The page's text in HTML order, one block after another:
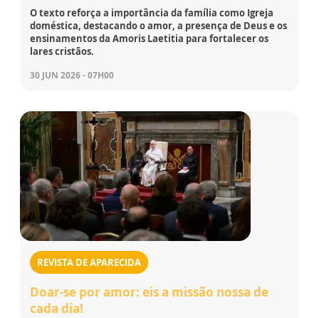
O texto reforça a importância da família como Igreja
doméstica, destacando o amor, a presença de Deus e os
ensinamentos da Amoris Laetitia para fortalecer os
lares cristãos.
30 JUN 2026 - 07H00
REVISTA DE APARECIDA
Doar-se por amor: eis a missão nossa de
cada dia!